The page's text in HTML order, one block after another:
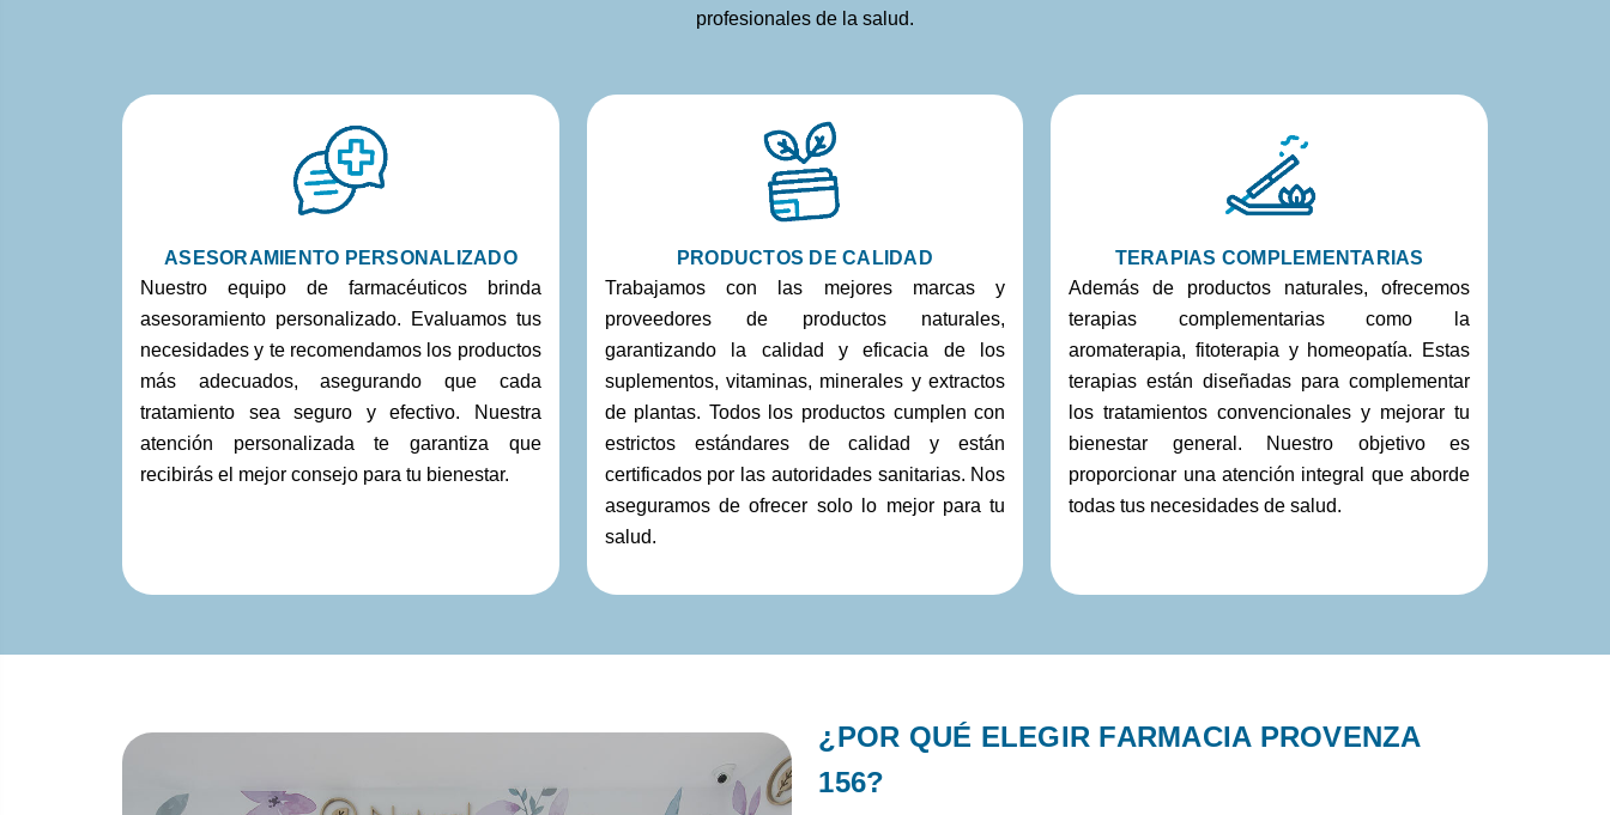
profesionales de la salud.
ASESORAMIENTO PERSONALIZADO
Nuestro equipo de farmacéuticos brinda
asesoramiento personalizado. Evaluamos tus
necesidades y te recomendamos los productos
más adecuados, asegurando que cada
tratamiento sea seguro y efectivo. Nuestra
atención personalizada te garantiza que
recibirás el mejor consejo para tu bienestar.
PRODUCTOS DE CALIDAD
Trabajamos con las mejores marcas y
proveedores de productos naturales,
garantizando la calidad y eficacia de los
suplementos, vitaminas, minerales y extractos
de plantas. Todos los productos cumplen con
estrictos estándares de calidad y están
certificados por las autoridades sanitarias. Nos
aseguramos de ofrecer solo lo mejor para tu
salud.
TERAPIAS COMPLEMENTARIAS
Además de productos naturales, ofrecemos
terapias complementarias como la
aromaterapia, fitoterapia y homeopatía. Estas
terapias están diseñadas para complementar
los tratamientos convencionales y mejorar tu
bienestar general. Nuestro objetivo es
proporcionar una atención integral que aborde
todas tus necesidades de salud.
¿POR QUÉ ELEGIR FARMACIA PROVENZA
156?